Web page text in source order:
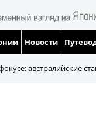
Новости
австралийские